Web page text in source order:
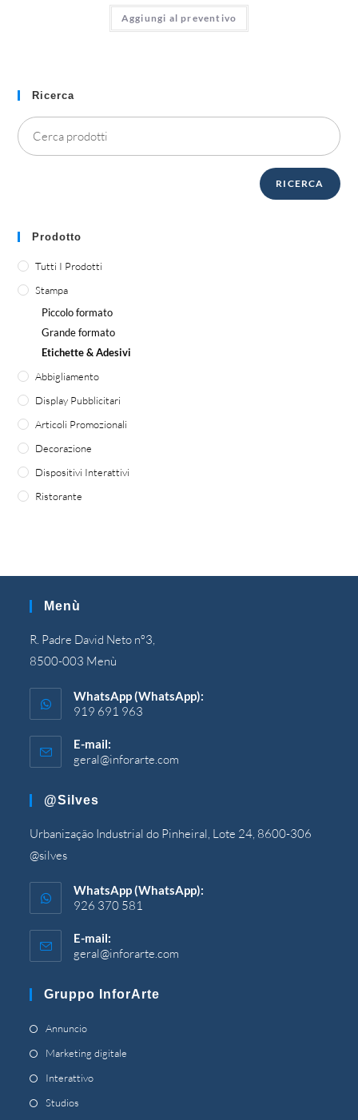
Aggiungi al preventivo
Ricerca
RICERCA
Prodotto
Tutti I Prodotti
Stampa
Piccolo formato
Grande formato
Etichette & Adesivi
Abbigliamento
Display Pubblicitari
Articoli Promozionali
Decorazione
Dispositivi Interattivi
Ristorante
Menù
R. Padre David Neto nº3,
8500-003 Menù
WhatsApp (WhatsApp):
919 691 963
E-mail:
geral@inforarte.com
@silves
Urbanização Industrial do Pinheiral, Lote 24, 8600-306
@silves
WhatsApp (WhatsApp):
926 370 581
E-mail:
geral@inforarte.com
Gruppo InforArte
AnnuncioSi
una
Marketing digitale
InterattivoSi
Studios